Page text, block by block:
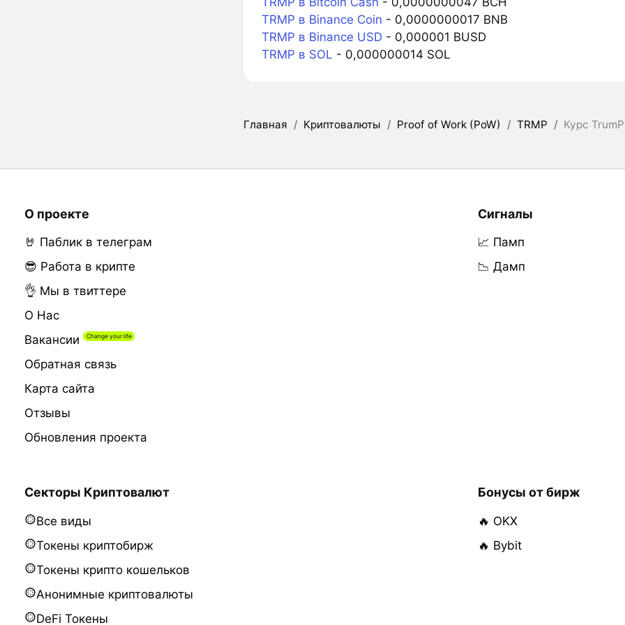
TRMP в Binance Coin - 0,0000000017 BNB
TRMP в Binance USD- 0,000001 BUSD
TRMP в SOL - 0,000000014 SOL
Главная / Криптовалюты / Proof of Work (PoW) / TRMP / Курс
О проекте
🤘 Паблик в телеграм
😎 Работа в крипте
👌 Мы в твиттере
О Нас
Вакансии
Обратная связь
Карта сайта
Отзывы
Обновления проекта
Сигналы
📈 Памп
📉 Дамп
Секторы Криптовалют
Все виды
Токены криптобирж
Токены крипто кошельков
Анонимные криптовалюты
DeFi Токены
Бонусы от бирж
🔥 OKX
🔥 Bybit